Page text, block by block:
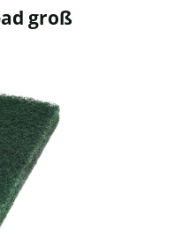
groß